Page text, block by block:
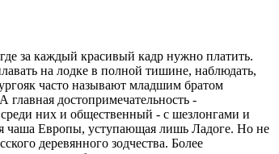
за каждый красивый кадр нужно платить.
на лодке в полной тишине, наблюдать,
часто называют младшим братом
достопримечательность -
них и общественный - с шезлонгами и
чаша Европы, уступающая лишь Ладоге. Но не
деревянного зодчества. Более